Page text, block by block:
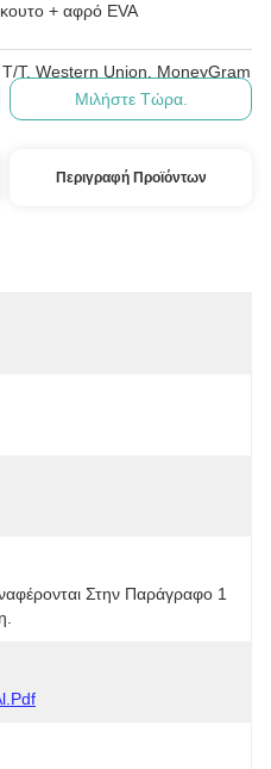
+ αφρό EVA
T, Western Union, MoneyGram
Μιλήστε Τώρα.
Περιγραφή Προϊόντων
Στην Παράγραφο 1